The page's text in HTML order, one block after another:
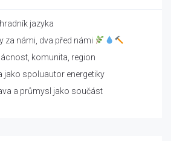
jazyka
za námi, dva před námi
komunita, region
jako spoluautor energetiky
a průmysl jako součást